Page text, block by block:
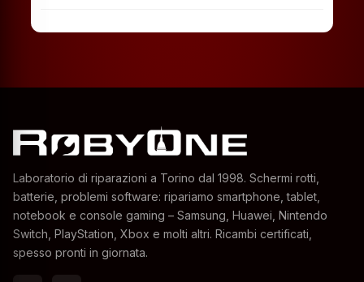
Laboratorio di riparazioni a Torino dal 1998. Schermi rotti,
batterie, problemi software: ripariamo smartphone, tablet,
notebook e console gaming – Samsung, Huawei, Nintendo
Switch, PlayStation, Xbox e molti altri. Ricambi certificati,
spesso pronti in giornata.